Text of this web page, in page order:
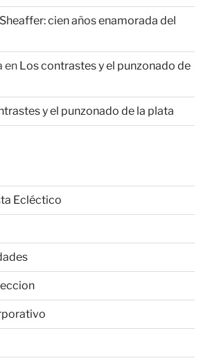
Sheaffer: cien años enamorada del
en Los contrastes y el punzonado de
y el punzonado de la plata
Ecléctico